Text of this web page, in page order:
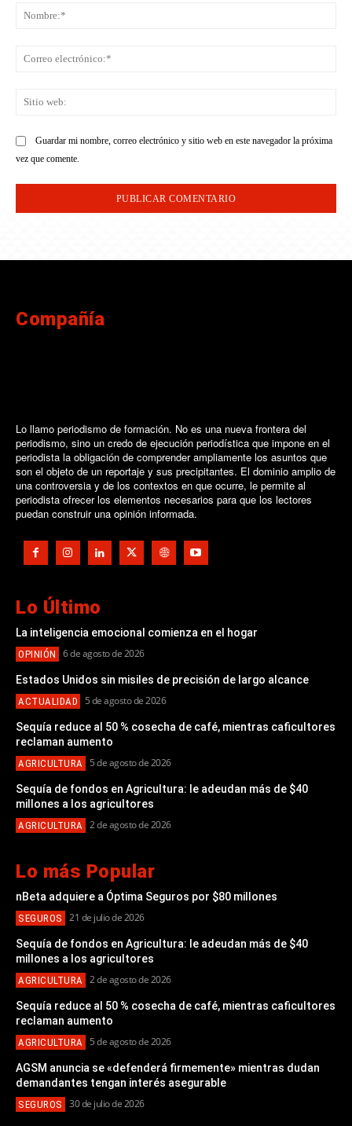
Guardar mi nombre, correo electrónico y sitio web en este navegador la próxima
vez que comente.
Compañía
Lo llamo periodismo de formación. No es una nueva frontera del
periodismo, sino un credo de ejecución periodística que impone en el
periodista la obligación de comprender ampliamente los asuntos que
son el objeto de un reportaje y sus precipitantes. El dominio amplio de
una controversia y de los contextos en que ocurre, le permite al
periodista ofrecer los elementos necesarios para que los lectores
puedan construir una opinión informada.
Lo Último
La inteligencia emocional comienza en el hogar
OPINIÓN 6 de agosto de 2026
Estados Unidos sin misiles de precisión de largo alcance
ACTUALIDAD 5 de agosto de 2026
Sequía reduce al 50 % cosecha de café, mientras caficultores
reclaman aumento
AGRICULTURA 5 de agosto de 2026
Sequía de fondos en Agricultura: le adeudan más de $40
millones a los agricultores
AGRICULTURA 2 de agosto de 2026
Lo más Popular
nBeta adquiere a Óptima Seguros por $80 millones
SEGUROS 21 de julio de 2026
Sequía de fondos en Agricultura: le adeudan más de $40
millones a los agricultores
AGRICULTURA 2 de agosto de 2026
Sequía reduce al 50 % cosecha de café, mientras caficultores
reclaman aumento
AGRICULTURA 5 de agosto de 2026
AGSM anuncia se «defenderá firmemente» mientras dudan
demandantes tengan interés asegurable
SEGUROS 30 de julio de 2026